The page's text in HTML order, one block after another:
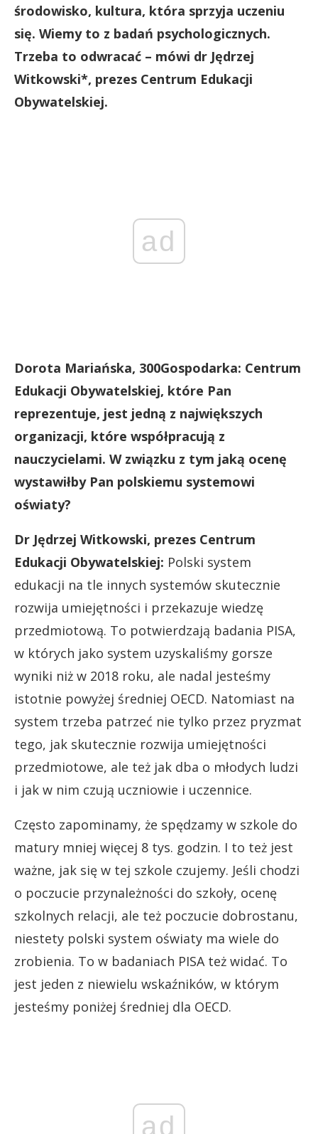
środowisko, kultura, która sprzyja uczeniu
się. Wiemy to z badań psychologicznych.
Trzeba to odwracać – mówi dr Jędrzej
Witkowski*, prezes Centrum Edukacji
Obywatelskiej.
ad
Dorota Mariańska, 300Gospodarka: Centrum
Edukacji Obywatelskiej, które Pan
reprezentuje, jest jedną z największych
organizacji, które współpracują z
nauczycielami. W związku z tym jaką ocenę
wystawiłby Pan polskiemu systemowi
oświaty?
Dr Jędrzej Witkowski, prezes Centrum
Edukacji Obywatelskiej: Polski system
edukacji na tle innych systemów skutecznie
rozwija umiejętności i przekazuje wiedzę
przedmiotową. To potwierdzają badania PISA,
w których jako system uzyskaliśmy gorsze
wyniki niż w 2018 roku, ale nadal jesteśmy
istotnie powyżej średniej OECD. Natomiast na
system trzeba patrzeć nie tylko przez pryzmat
tego, jak skutecznie rozwija umiejętności
przedmiotowe, ale też jak dba o młodych ludzi
i jak w nim czują uczniowie i uczennice.
Często zapominamy, że spędzamy w szkole do
matury mniej więcej 8 tys. godzin. I to też jest
ważne, jak się w tej szkole czujemy. Jeśli chodzi
o poczucie przynależności do szkoły, ocenę
szkolnych relacji, ale też poczucie dobrostanu,
niestety polski system oświaty ma wiele do
zrobienia. To w badaniach PISA też widać. To
jest jeden z niewielu wskaźników, w którym
jesteśmy poniżej średniej dla OECD.
ad